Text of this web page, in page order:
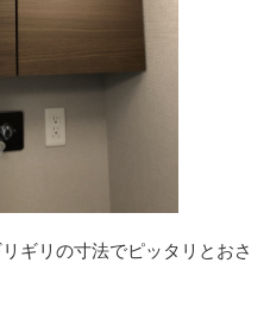
ギリの寸法でピッタリとおさ